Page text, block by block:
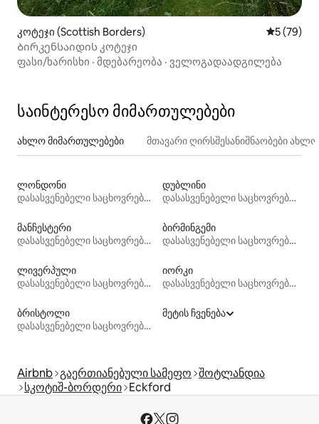
კოტეჯი (Scottish Borders) საშუალო
5 (79)
Ბირკენსაიდის კოტეჯი
ფასი/ხარისხი · მდებარეობა · ველოგადაადგილება
საინტერესო მიმართულებები
ახლო მიმართულებები მთავარი ღირსშესანიშნაობები
ლონდონი
დასასვენებელი საცხოვრებლები
დუბლინი
დასასვენებელი საცხოვრებლები
მანჩესტერი
დასასვენებელი საცხოვრებლები
ბირმინგემი
დასასვენებელი საცხოვრებლები
ლივერპული
დასასვენებელი საცხოვრებლები
იორკი
დასასვენებელი საცხოვრებლები
ბრისტოლი
დასასვენებელი საცხოვრებლები
მეტის ჩვენება
Airbnb გაერთიანებული სამეფო შოტლანდია
სკოტიშ-ბორდერი Eckford